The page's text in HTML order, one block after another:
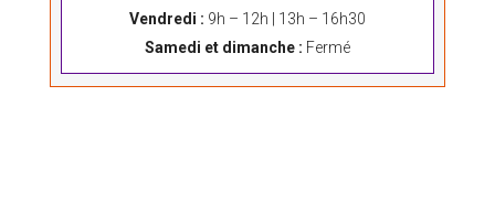
Vendredi : 9h – 12h | 13h – 16h30
Samedi et dimanche : Fermé